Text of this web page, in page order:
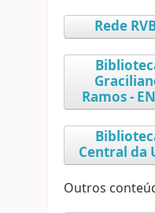
Rede
Ramos -
Central da
Outros